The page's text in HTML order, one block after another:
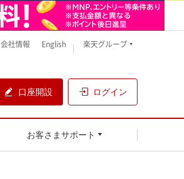
会社情報 English 楽天グループ
口座開設 ログイン
お客さまサポート